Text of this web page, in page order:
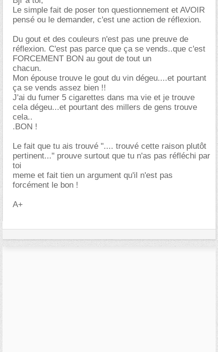
Le simple fait de poser ton questionnement et AVOIR
pensé ou le demander, c'est une action de réflexion.
Du gout et des couleurs n'est pas une preuve de
réflexion. C'est pas parce que ça se vends..que c'est
FORCEMENT BON au gout de tout un
chacun.
Mon épouse trouve le gout du vin dégeu....et pourtant
ça se vends assez bien !!
J'ai du fumer 5 cigarettes dans ma vie et je trouve
cela dégeu...et pourtant des millers de gens trouve
cela..
.BON !
Le fait que tu ais trouvé ".... trouvé cette raison plutôt
pertinent..." prouve surtout que tu n'as pas réfléchi par
toi
meme et fait tien un argument qu'il n'est pas
forcément le bon !
A+